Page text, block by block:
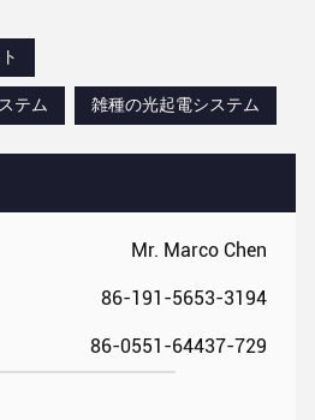
Mr. Marco Chen
86-191-5653-3194
86-0551-64437-729
テム 雑種の光起電システム